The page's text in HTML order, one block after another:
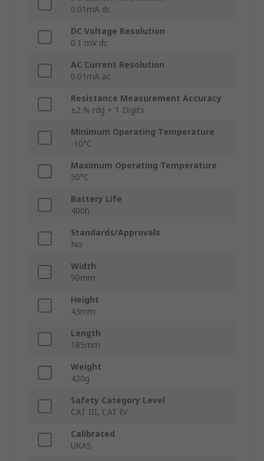
0.01mA dc
DC Voltage Resolution
0.1 mV dc
AC Current Resolution
0.01mA ac
Resistance Measurement Accuracy
±2 % rdg + 1 Digits
Minimum Operating Temperature
-10°C
Maximum Operating Temperature
50°C
Battery Life
400h
Standards/Approvals
No
Width
90mm
Height
43mm
Length
185mm
Weight
420g
Safety Category Level
CAT III, CAT IV
Calibrated
UKAS